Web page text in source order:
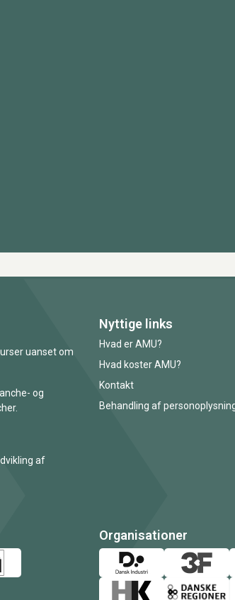
uanset om
og
af
Nyttige links
Hvad er AMU?
Hvad koster AMU?
Kontakt
Behandling af
Organisationer